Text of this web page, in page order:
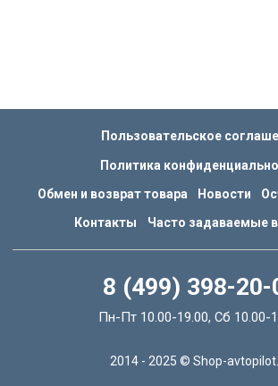
Пользовательское
Политика
Обмен и возврат товара Новости
Контакты Часто задаваемые
8 (499) 398-20-
Пн-Пт 10.00-19.00, Сб 10.00-
2014 - 2025 © Shop-